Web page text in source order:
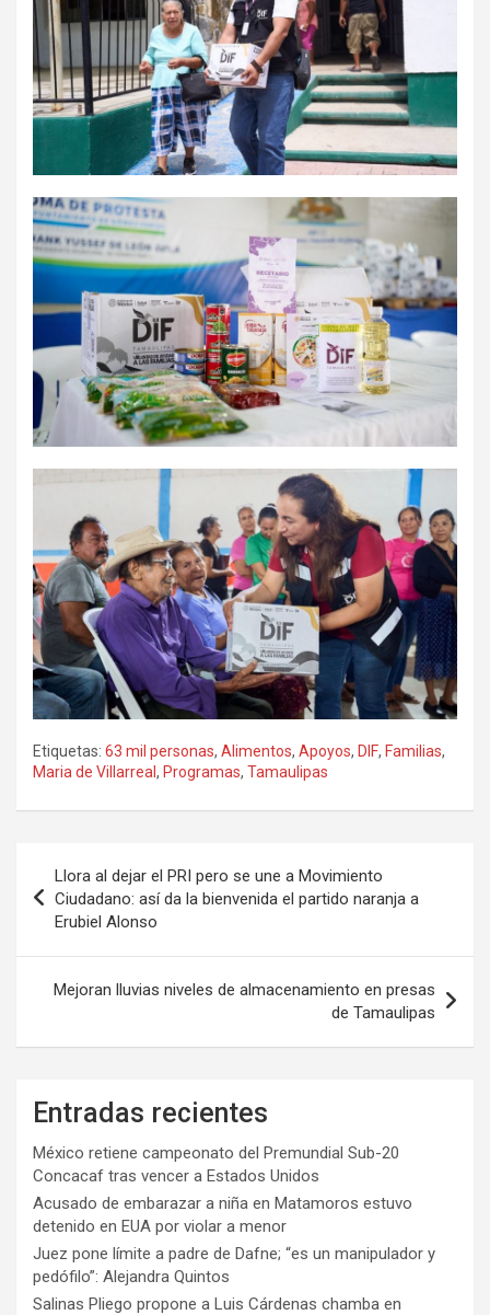
Etiquetas: 63 mil personas, Alimentos, Apoyos, DIF, Familias,
Maria de Villarreal , Programas, Tamaulipas
de
entradas
Llora al dejar el PRI pero se une a Movimiento
Ciudadano: así da la bienvenida el partido naranja a
Erubiel Alonso
Mejoran lluvias niveles de almacenamiento en presas
de Tamaulipas
Entradas recientes
México retiene campeonato del Premundial Sub-20
Concacaf tras vencer a Estados Unidos
Acusado de embarazar a niña en Matamoros estuvo
detenido en EUA por violar a menor
Juez pone límite a padre de Dafne; “es un manipulador y
pedófilo”: Alejandra Quintos
Salinas Pliego propone a Luis Cárdenas chamba en